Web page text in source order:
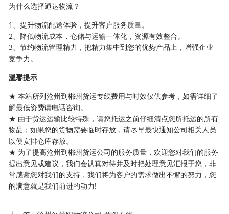
为什么选择通达物流？
1、提升物流配送体验，提升客户服务质量。
2、降低物流成本，仓储与运输一体化，资源有效整合。
3、节约物流管理精力，把精力集中到您的优势产品上，增强企业
竞争力。
温馨提示
★ 本站所列沧州到郴州货运专线费用与时效仅供参考，如需详细了
解最低资费请电话咨询。
★ 由于货运运输比较特殊，请您托运之前仔细清点您所托运的所有
物品；如果您的货物需要临时存放，请尽早最快通知公司相关人员
以便安排仓库存放。
★ 为了提高沧州到郴州货运公司的服务质量，欢迎您对我们的服务
提出意见或建议，我们会认真对待并及时把处理意见汇报于您，非
常感谢您对我们的支持，我们将为客户的需求做出不懈的努力，您
的满意就是我们前进的动力!